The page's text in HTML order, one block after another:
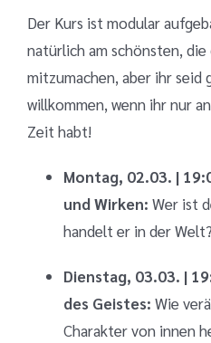
Der Kurs ist modular
natürlich am schönsten, die
mitzumachen, aber ihr seid
willkommen, wenn ihr nur an
Zeit habt!
Montag, 02.03. |
und Wirken: Wer ist
handelt er in der Welt?
Dienstag, 03.03. |
des Geistes: Wie
Charakter von innen